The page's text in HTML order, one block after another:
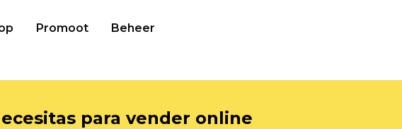
Promoot Beheer
para vender online